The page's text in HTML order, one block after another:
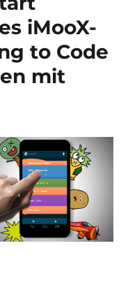
iMooX-
to Code
mit